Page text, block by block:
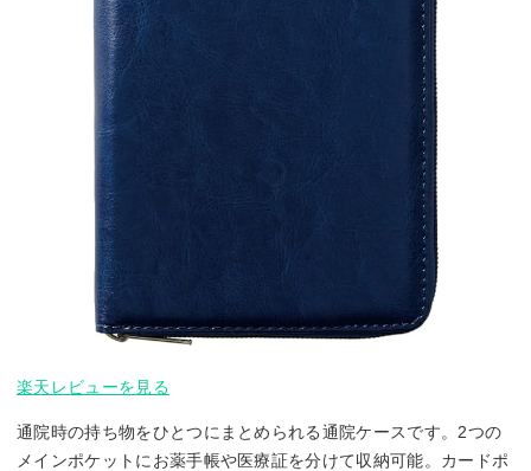
楽天レビューを見る
通院時の持ち物をひとつにまとめられる通院ケースです。2つの
メインポケットにお薬手帳や医療証を分けて収納可能。カードポ